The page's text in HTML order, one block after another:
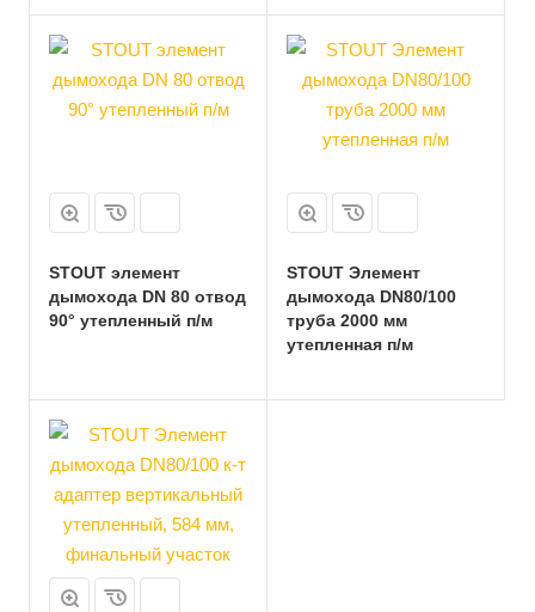
STOUT элемент
дымохода DN 80 отвод
90° утепленный п/м
STOUT Элемент
дымохода DN80/100
труба 2000 мм
утепленная п/м